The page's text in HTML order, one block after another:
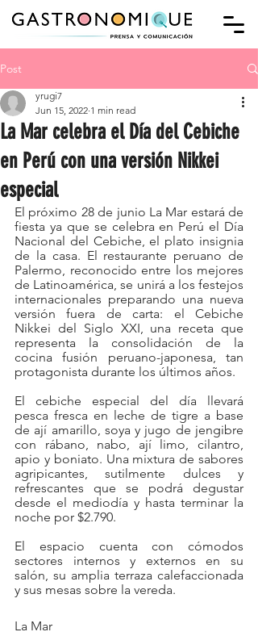
Post
La Mar celebra el Día del Cebiche
en Perú con una versión Nikkei
especial
yrugi7
Jun 15, 2022 1 min read
El próximo 28 de junio La Mar estará de
fiesta ya que se celebra en Perú el Día
Nacional del Cebiche, el plato insignia
de la casa. El restaurante peruano de
Palermo, reconocido entre los mejores
de Latinoamérica, se unirá a los festejos
internacionales preparando una nueva
versión fuera de carta: el Cebiche
Nikkei del Siglo XXI, una receta que
representa la consolidación de la
cocina fusión peruano-japonesa, tan
protagonista durante los últimos años.
El cebiche especial del día llevará
pesca fresca en leche de tigre a base
de ají amarillo, soya y jugo de jengibre
con rábano, nabo, ají limo, cilantro,
apio y boniato. Una mixtura de sabores
agripicantes, sutilmente dulces y
refrescantes que se podrá degustar
desde el mediodía y hasta terminar la
noche por $2.790.
El espacio cuenta con cómodos
sectores internos y externos en su
salón, su amplia terraza calefaccionada
y sus mesas sobre la vereda.
La Mar